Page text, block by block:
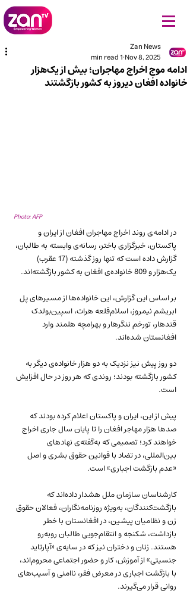
ادامه موج اخراج مهاجران؛ بیش از یک‌هزار
خانواده افغان دیروز به کشور بازگشتند
Zan News
Nov 8, 2025
1 min read
Photo: AFP
در ادامه‌ی روند اخراج مهاجران افغان از ایران و
پاکستان، خبرگزاری باختر، رسانه‌ی وابسته به طالبان،
گزارش داده است که تنها روز گذشته (17 عقرب)
یک‌هزار و 809 خانواده‌ی افغان به کشور بازگشته‌اند.
بر اساس این گزارش، این خانواده‌ها از مسیرهای پل
ابریشم نیمروز، اسلام‌قلعه هرات، اسپین‌بولدک
قندهار، تورخم ننگرهار و بهرامچه هلمند وارد
افغانستان شده‌اند.
دو روز پیش نیز نزدیک به دو هزار خانواده‌ی دیگر به
کشور بازگشته بودند؛ روندی که هر روز در حال افزایش
است.
پیش از این، ایران و پاکستان اعلام کرده‌ بودند که
صدها هزار مهاجر افغان را تا پایان سال جاری اخراج
خواهند کرد؛ تصمیمی که به‌گفته‌ی نهادهای
بین‌المللی، در تضاد با قوانین حقوق بشری و اصل
«عدم بازگشت اجباری» است.
کارشناسان سازمان ملل هشدار داده‌اند که
بازگشت‌کنندگان، به‌ویژه روزنامه‌نگاران، فعالان حقوق
زن و نظامیان پیشین، در افغانستان با خطر
بازداشت، شکنجه و انتقام‌جویی طالبان روبه‌رو
هستند. زنان و دختران نیز که در سایه‌ی «آپارتاید
جنسیتی» از آموزش، کار و حضور اجتماعی محروم‌اند،
با بازگشت اجباری در معرض فقر، ناامنی و آسیب‌های
روانی قرار می‌گیرند.